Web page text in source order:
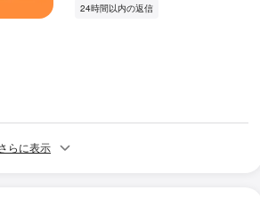
24時間以内の返信
らに表示